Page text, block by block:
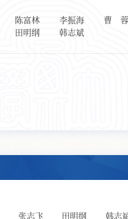
陈富林 李振海 曹 蓉
田明纲
韩志斌
张志飞 田明纲 韩志